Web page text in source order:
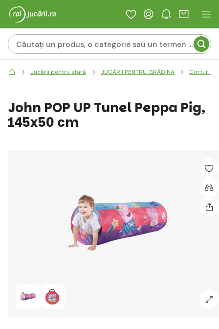
Jucării pentru afară JUCĂRII PENTRU GRĂDINA Corturi
John POP UP Tunel Peppa Pig,
145x50 cm